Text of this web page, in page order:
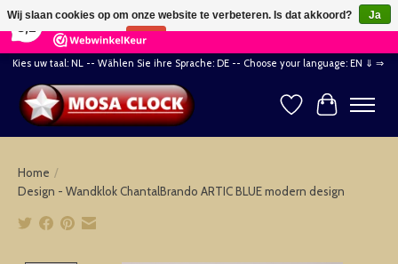
164 Reviews ×
Kies uw taal: NL -- Wählen Sie ihre Sprache: DE -- Choose your language: EN ⇓ ⇒
Verlanglijst
Home /
Design - Wandklok ChantalBrando ARTIC BLUE modern design
Wij slaan cookies op om onze website te verbeteren. Is dat akkoord?
Ja
Nee